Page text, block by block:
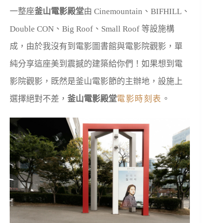
一整座釜山電影殿堂由 Cinemountain、BIFHILL、
Double CON、Big Roof、Small Roof 等設施構
成，由於我沒有到電影圖書館與電影院觀影，單
純分享這座美到震撼的建築給你們！如果想到電
影院觀影，既然是釜山電影節的主辦地，設施上
選擇絕對不差， 釜山電影殿堂電影時刻表 。